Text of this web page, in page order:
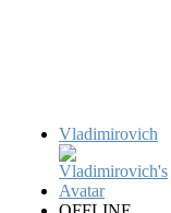
Vladimirovich